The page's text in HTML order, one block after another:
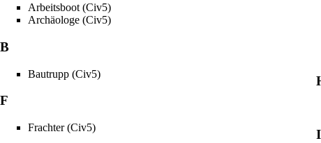
Arbeitsboot (Civ5)
Archäologe (Civ5)
B
Bautrupp (Civ5)
F
Frachter (Civ5) I